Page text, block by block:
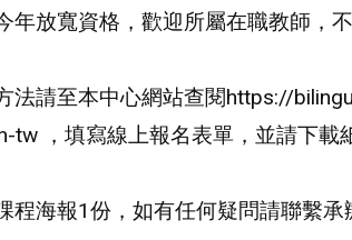
年放寬資格，歡迎所屬在職教師，
法請至本中心網站查閱https://
tw ，填寫線上報名表單，並請下載
程海報1份，如有任何疑問請聯繫承